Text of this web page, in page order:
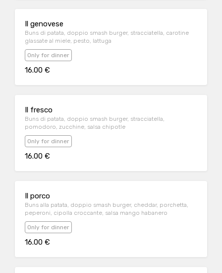
Il genovese
Buns di patata, doppio smash burger, stracciatella, carotine
glassate al miele, pesto, lattuga
Only for dinner
16.00 €
Il fresco
Buns di patata, doppio smash burger, stracciatella,
pomodoro, zucchine, salsa chipotle
Only for dinner
16.00 €
Il porco
Buns alla patata, doppio smash burger, cheddar, porchetta,
peperoni, cipolla croccante, salsa mango habanero
Only for dinner
16.00 €